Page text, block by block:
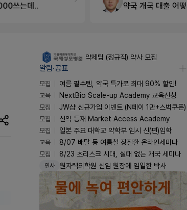
.. 약국 개국 대출 어떻게 받아야할지 어렵습니다
약제팀 (정규직) 약사 모집
알림·공표
모집
여름 필수템, 약국 특가로 최대 90% 할인!
교육
NextBio Scale-up Academy 교육신청
모집
JW샵 신규가입 이벤트 (N페이 1만+스벅쿠폰)
모집
신약 등재 Market Access Academy
모집
일본 주요 대학교 약학부 입시 신(편)입학
교육
8/07 배탈 등 여름철 장질환 온라인세미나
모집
8/23 초리스크 시대, 실패 없는 개국 세미나
인사 원자력의학원 신임 원장에 임일한 박사